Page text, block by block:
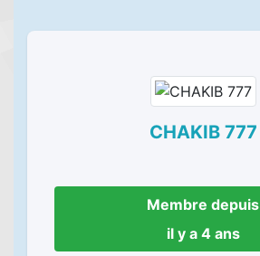
CHAKIB 777
Membre depuis
il y a 4 ans